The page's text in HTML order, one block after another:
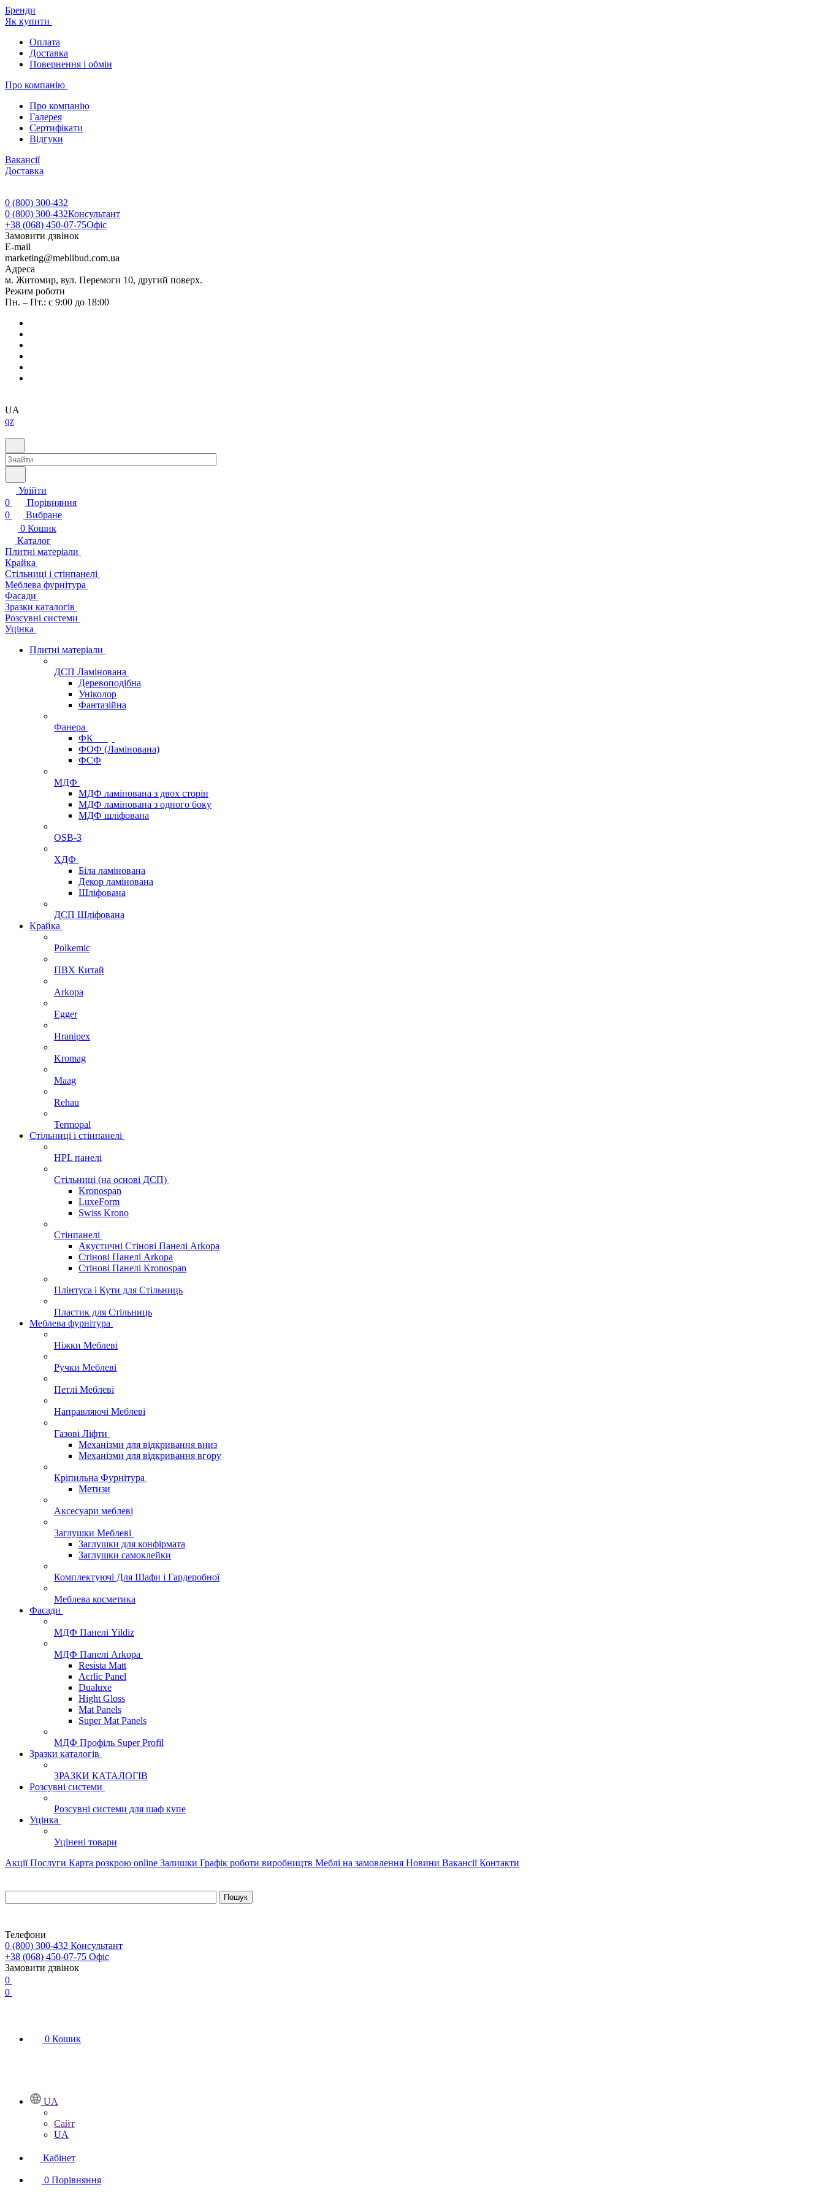
Бренди
Як купити
Оплата
Доставка
Повернення і обмін
Про компанію
Про компанію
Галерея
Сертифікати
Відгуки
Вакансії
Доставка
0 (800) 300-432
0 (800) 300-432Консультант
+38 (068) 450-07-75Офіс
Замовити дзвінок
E-mail
marketing@meblibud.com.ua
Адреса
м. Житомир, вул. Перемоги 10, другий поверх.
Режим роботи
Пн. – Пт.: с 9:00 до 18:00
UA
qz
Увійти
0
Порівняння
0
Вибране
0 Кошик
Каталог
Плитні матеріали
Крайка
Стільниці і стінпанелі
Меблева фурнітура
Фасади
Зразки каталогів
Розсувні системи
Уцінка
Плитні матеріали
ДСП Ламінована
Деревоподібна
Уніколор
Фантазійна
Фанера
ФК
ФОФ (Ламінована)
ФСФ
МДФ
МДФ ламінована з двох сторін
МДФ ламінована з одного боку
МДФ шліфована
OSB-3
ХДФ
Біла ламінована
Декор ламінована
Шліфована
ДСП Шліфована
Крайка
Polkemic
ПВХ Китай
Arkopa
Egger
Hranipex
Kromag
Maag
Rehau
Termopal
Стільниці і стінпанелі
HPL панелі
Стільниці (на основі ДСП)
Kronospan
LuxeForm
Swiss Krono
Стінпанелі
Акустичні Стінові Панелі Аrkopa
Стінові Панелі Arkopa
Стінові Панелі Kronospan
Плінтуса і Кути для Стільниць
Пластик для Стільниць
Меблева фурнітура
Ніжки Меблеві
Ручки Меблеві
Петлі Меблеві
Направляючі Меблеві
Газові Ліфти
Механізми для відкривання вниз
Механізми для відкривання вгору
Кріпильна Фурнітура
Метизи
Аксесуари меблеві
Заглушки Меблеві
Заглушки для конфірмата
Заглушки самоклейки
Комплектуючі Для Шафи і Гардеробної
Меблева косметика
Фасади
МДФ Панелі Yildiz
МДФ Панелі Arkopa
Resista Matt
Acrlic Panel
Dualuxe
Hight Gloss
Mat Panels
Super Mat Panels
МДФ Профіль Super Profil
Зразки каталогів
ЗРАЗКИ КАТАЛОГІВ
Розсувні системи
Розсувні системи для шаф купе
Уцінка
Уцінені товари
Акції Послуги Карта розкрою online Залишки Графік роботи виробництв Меблі на замовлення Новини Вакансії Контакти
Телефони
0 (800) 300-432 Консультант
+38 (068) 450-07-75 Офіс
Замовити дзвінок
0
0
0 Кошик
UA
Сайт
UA
Кабінет
0 Порівняння